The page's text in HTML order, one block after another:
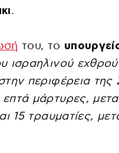
.
του, το
ισραηλινού
περιφέρεια της
επτά μάρτυρες,
15 τραυματίες,